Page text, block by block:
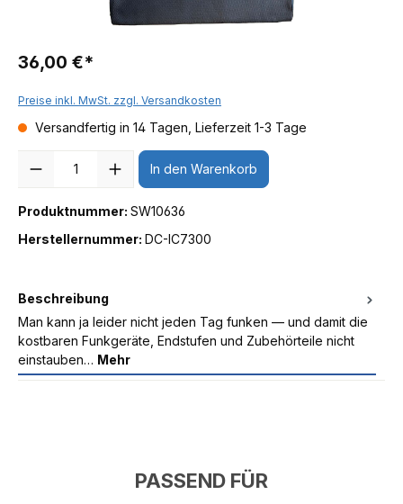
36,00 €*
Preise inkl. MwSt. zzgl. Versandkosten
Versandfertig in 14 Tagen, Lieferzeit 1-3 Tage
In den Warenkorb
Produktnummer: SW10636
Herstellernummer: DC-IC7300
Beschreibung
Man kann ja leider nicht jeden Tag funken — und damit die
kostbaren Funkgeräte, Endstufen und Zubehörteile nicht
einstauben… Mehr
PASSEND FÜR